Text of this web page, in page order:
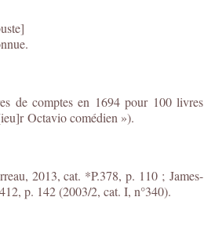
de comptes en 1694 pour 100 livres
Octavio comédien »).
2013, cat. *P.378, p. 110 ; James-
p. 142 (2003/2, cat. I, n°340).